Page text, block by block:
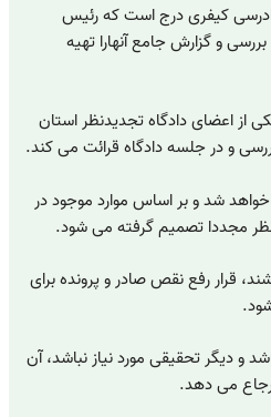
در ماده ۴۵۰ آیین دادرسی کیفری درج است که رئیس
و گزارش جامع آنهارا تهیه
از اعضای دادگاه تجدیدنظر استان
و در جلسه دادگاه قرائت می کند.
شد و بر اساس موارد موجود در
مجددا تصمیم گرفته می شود.
قرار رفع نقص صادر و پرونده برای
و دیگر تحقیقی مورد نیاز نباشد، آن
ارجاع می دهد.